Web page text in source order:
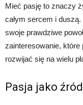
Mieć pasję to znaczy
całym sercem i
swoje prawdziwe
zainteresowanie, które
rozwijać się na wielu
Pasja jako